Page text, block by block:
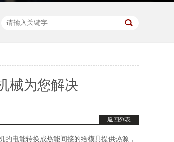
械为您解决
返回列表
电能转换成热能间接的给模具提供热源，